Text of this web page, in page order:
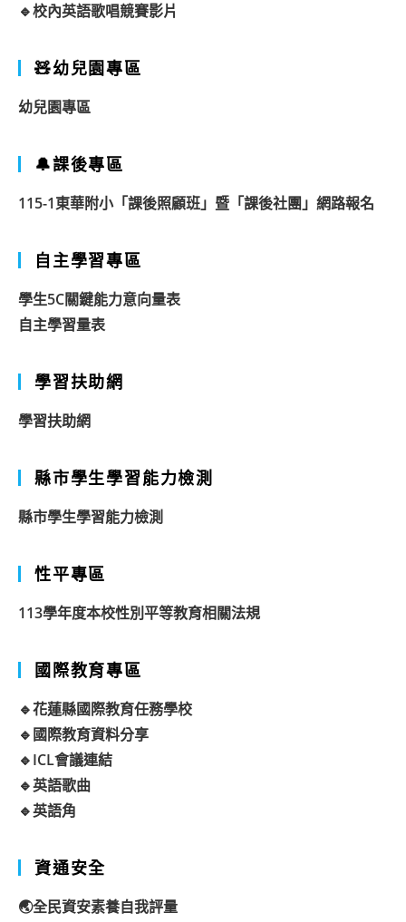
🔹校內英語歌唱競賽影片
🧸幼兒園專區
幼兒園專區
🔔課後專區
115-1東華附小「課後照顧班」暨「課後社團」網路報名
自主學習專區
學生5C關鍵能力意向量表
自主學習量表
學習扶助網
學習扶助網
縣市學生學習能力檢測
縣市學生學習能力檢測
性平專區
113學年度本校性別平等教育相關法規
國際教育專區
🔹花蓮縣國際教育任務學校
🔹國際教育資料分享
🔹ICL會議連結
🔹英語歌曲
🔹英語角
資通安全
🌏全民資安素養自我評量